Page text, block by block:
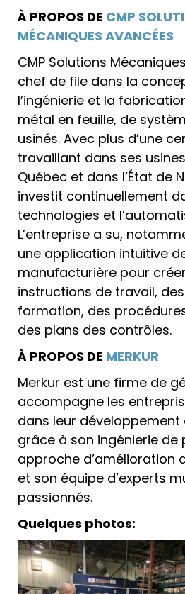
À PROPOS DE CMP
MÉCANIQUES AVANCÉES
CMP Solutions
chef de file dans la
l’ingénierie et la
métal en feuille, de
usinés. Avec plus d’une
travaillant dans ses
Québec et dans l’État de
investit continuellement
technologies et
L’entreprise a su,
une application intuitive
manufacturière pour
instructions de travail,
formation, des
des plans des contrôles.
À PROPOS DE MERKUR
Merkur est une firme de
accompagne les
dans leur
grâce à son ingénierie de
approche d’amélioration
et son équipe d’experts
passionnés.
Quelques photos: